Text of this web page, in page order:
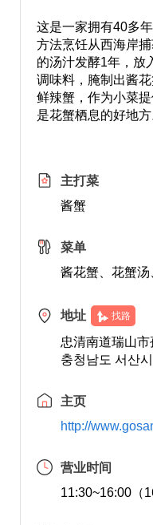
这是一家拥有40多
方法烹饪从西海岸
的汤汁发酵1年，放
调味料，腌制出酱
鲜辣蟹，作为小菜
是花蟹栖息的好地方
主打菜
酱蟹
菜单
酱花蟹、花蟹
地址 找路
忠清南道瑞山
충청남도 서산
主页
http://
营业时间
11:30~16:00（